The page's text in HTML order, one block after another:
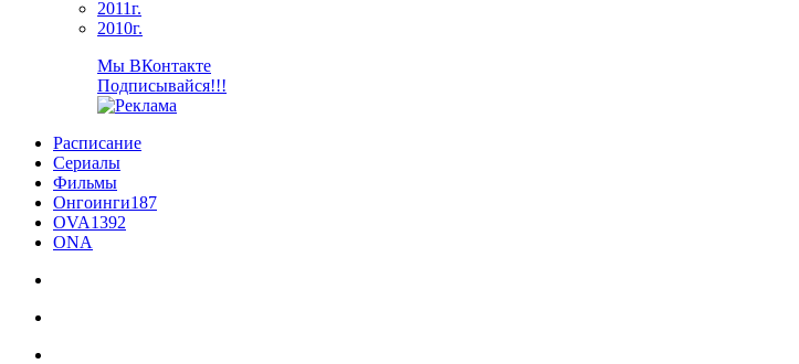
2011г.
2010г.
Мы ВКонтакте
Подписывайся!!!
Расписание
Сериалы
Фильмы
Онгоинги187
OVA1392
ONA